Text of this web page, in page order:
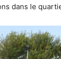
dans le